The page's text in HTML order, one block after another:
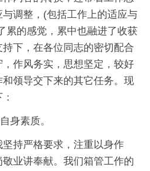
调整，(包括工作上的适应与
累的感觉，累中也融进了收获
下，在各位同志的密切配合
作风务实，思想坚定，较好
领导交下来的其它任务。现
身素质。
持严格要求，注重以身作
业讲奉献。我们箱管工作的